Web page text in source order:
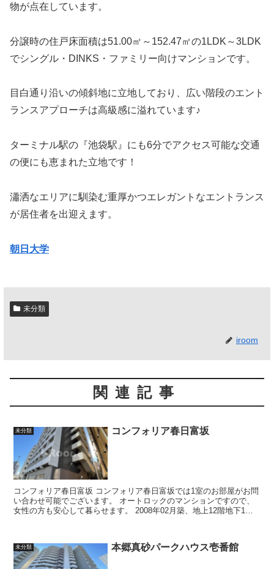
物が点在しています。
分譲時の住戸床面積は51.00㎡～152.47㎡の1LDK～3LDK
でシングル・DINKS・ファミリー向けマンションです。
目白通り沿いの傾斜地に立地しており、広い階段のエント
ランスアプローチは高級感に溢れています♪
ターミナル駅の『池袋駅』にも6分でアクセス可能な交通
の便にも恵まれた立地です！
瀟洒なエリアに馴染む重厚かつエレガントなエントランス
が居住者を出迎えます。
朝日大学
未分類
iroom
関連記事
未分類 コンフォリア春日富坂
コンフォリア春日富坂 コンフォリア春日富坂では1室のお部屋がお問
い合わせ可能でございます。 オートロックのマンションですので、
女性の方も安心して暮らせます。 2008年02月築、地上12階地下1階
未分類 本郷真砂パークハウス壱番館